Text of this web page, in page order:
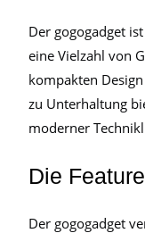
Der gogogadget
eine Vielzahl von
kompakten
zu Unterhaltung
moderner
Die
Der gogogadget